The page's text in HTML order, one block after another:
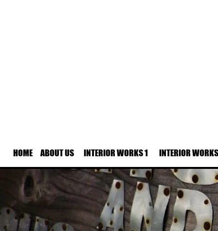
HOME ABOUT US INTERIOR WORKS 1 INTERIOR